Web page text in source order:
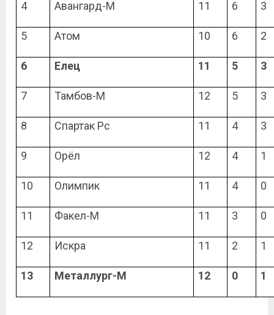
4 Авангард-М 11 6 3
5 Атом 10 6 2
6 Елец 11 5 3
7 Тамбов-М 12 5 3
8 Спартак Рс 11 4 3
9 Орёл 12 4 1
10 Олимпик 11 4 0
11 Факел-М 11 3 0
12 Искра 11 2 1
13 Металлург-М 12 0 1